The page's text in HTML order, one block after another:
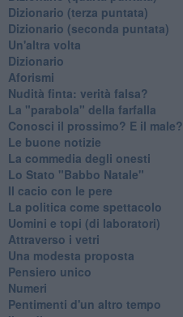
​Dizionario (terza puntata)
​Dizionario (seconda puntata)
Un'altra volta
Dizionario
Aforismi
Nudità finta: verità falsa?
La "parabola" della farfalla
Conosci il prossimo? E il male?
Le buone notizie
La commedia degli onesti
Lo Stato "Babbo Natale"
Il cacio con le pere
La politica come spettacolo
Uomini e topi (di laboratori)
Attraverso i vetri
Una modesta proposta
Pensiero unico
Numeri
Pentimenti d'un altro tempo